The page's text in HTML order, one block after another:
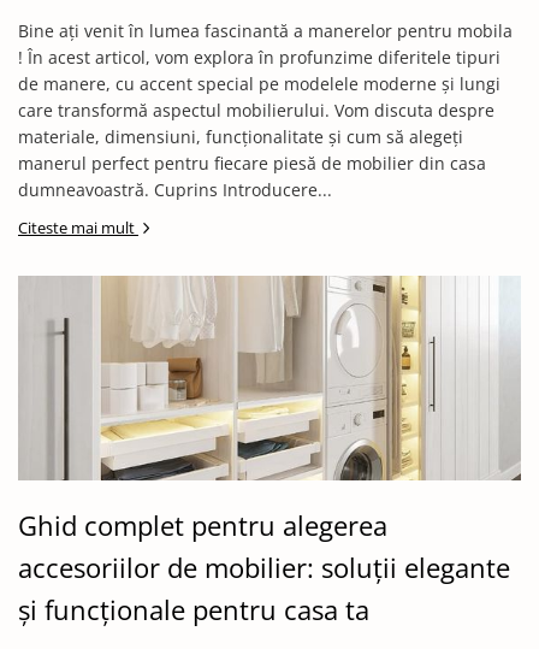
Bine ați venit în lumea fascinantă a manerelor pentru mobila
! În acest articol, vom explora în profunzime diferitele tipuri
de manere, cu accent special pe modelele moderne și lungi
care transformă aspectul mobilierului. Vom discuta despre
materiale, dimensiuni, funcționalitate și cum să alegeți
manerul perfect pentru fiecare piesă de mobilier din casa
dumneavoastră. Cuprins Introducere...
Citeste mai mult
Ghid complet pentru alegerea
accesoriilor de mobilier: soluții elegante
și funcționale pentru casa ta